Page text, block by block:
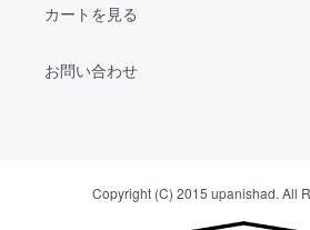
カートを見る
お問い合わせ
Copyright (C) 2015 upanishad. All